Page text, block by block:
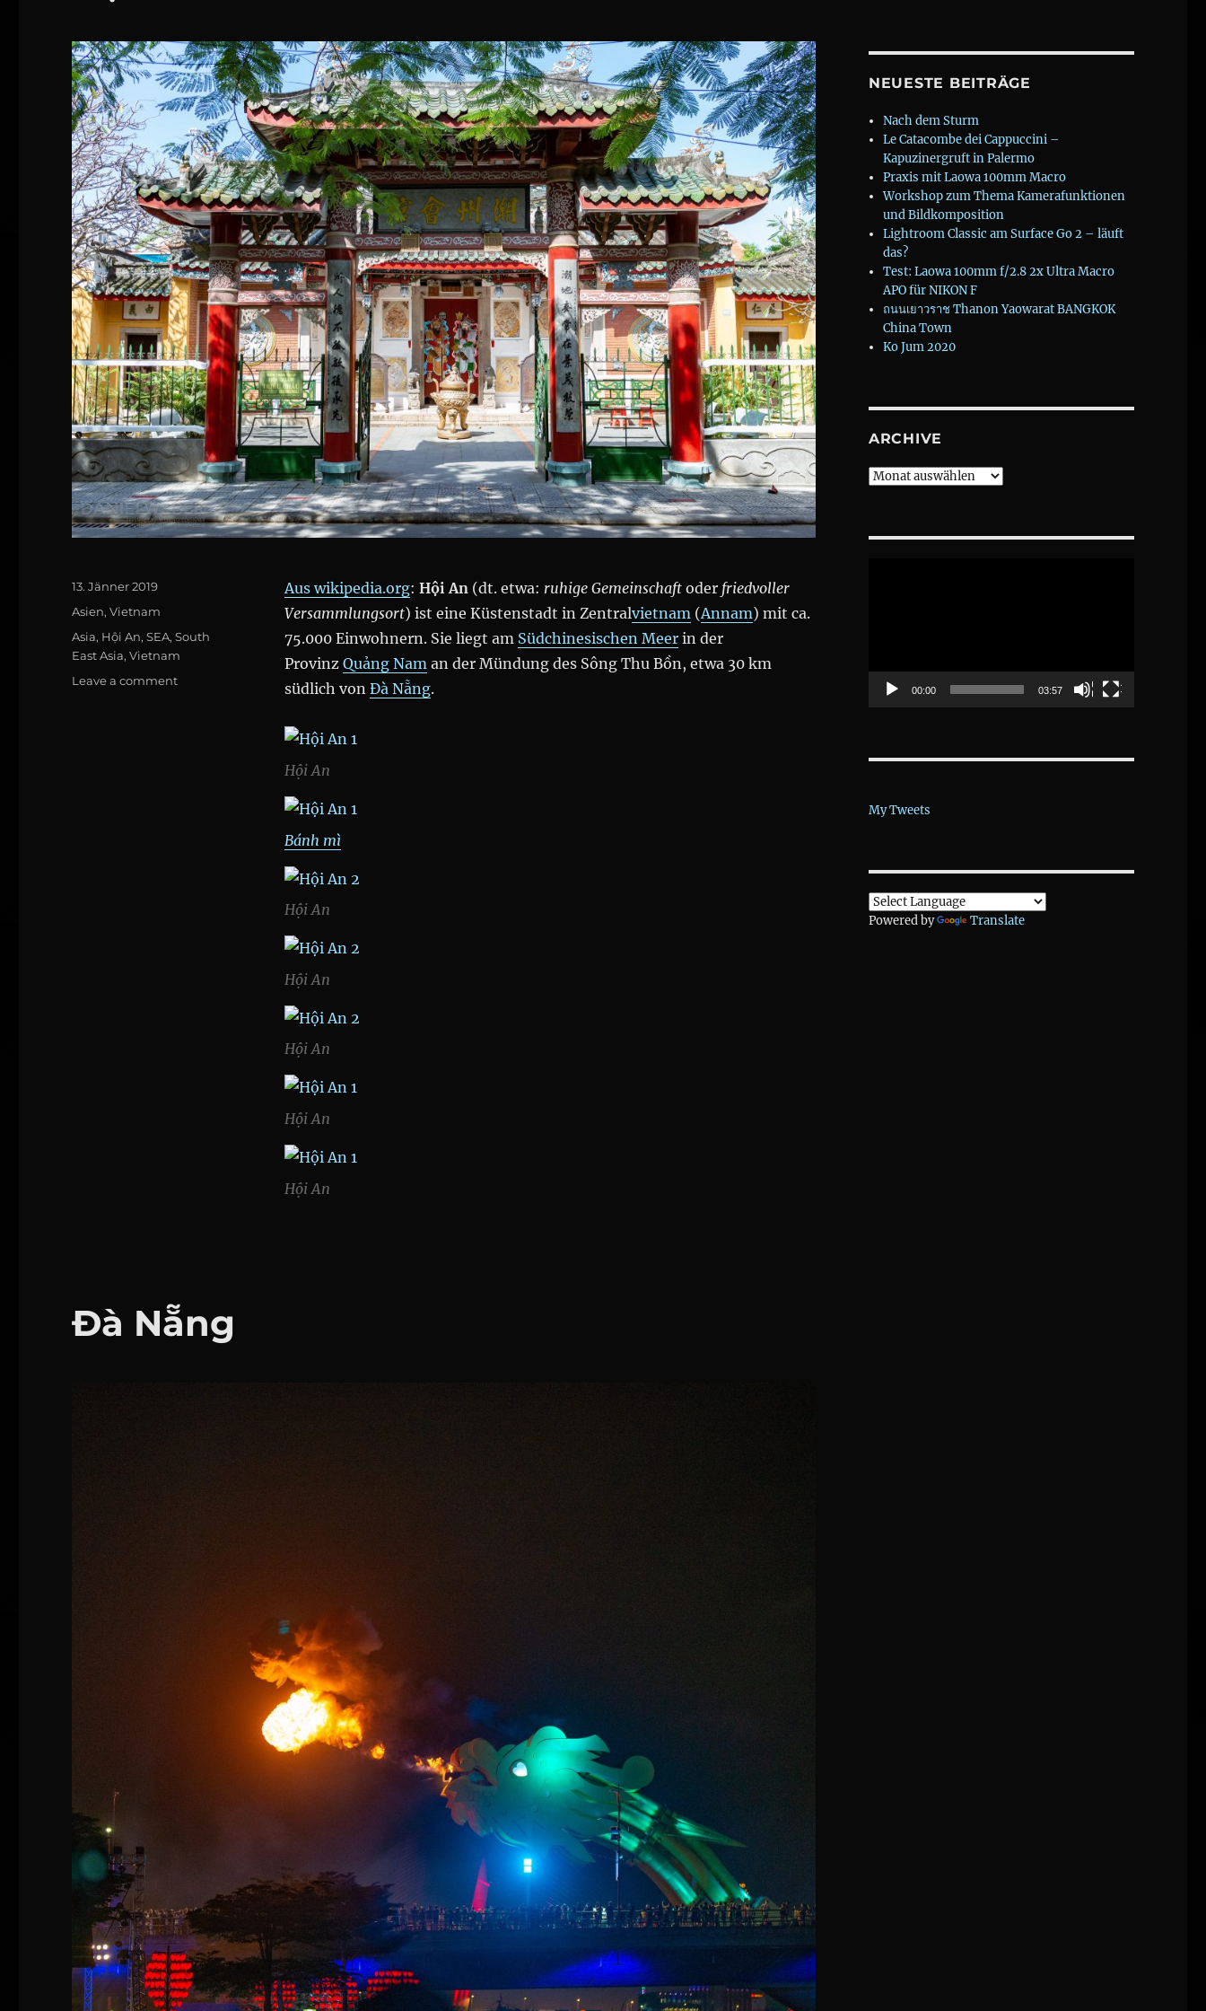
Aus wikipedia.org: Hội An(dt. etwa: ruhige Gemeinschaftoder friedvoller
Versammlungsort) ist eine Küstenstadt in Zentralvietnam(Annam) mit ca.
75.000 Einwohnern. Sie liegt am Südchinesischen Meerin der
Provinz Quảng Naman der Mündung des Sông Thu Bồn, etwa 30 km
südlich von Đà Nẵng.
Hội An
Bánh mì
Hội An
Hội An
Hội An
Hội An
Hội An
Posted
on
13. Jänner 2019
Categories
Asien,Vietnam
Tags
Asia, Hội An,SEA,South
East Asia,Vietnam
Leave a commenton
Đà Nẵng
NEUESTE BEITRÄGE
Nach dem Sturm
Le Catacombe dei Cappuccini –
Kapuzinergruft in Palermo
Praxis mit Laowa 100mm Macro
Workshop zum Thema Kamerafunktionen
und Bildkomposition
Lightroom Classic am Surface Go 2 – läuft
das?
Test: Laowa 100mm f/2.8 2x Ultra Macro
APO für NIKON F
ถนนเยาวราช Thanon Yaowarat BANGKOK
China Town
Ko Jum 2020
ARCHIVE
Archive
00:00 03:57
My Tweets
Powered by Translate